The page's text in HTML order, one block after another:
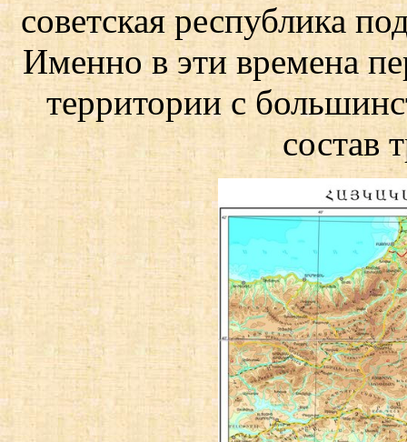
советская республика
Именно в эти времена
территории с
состав